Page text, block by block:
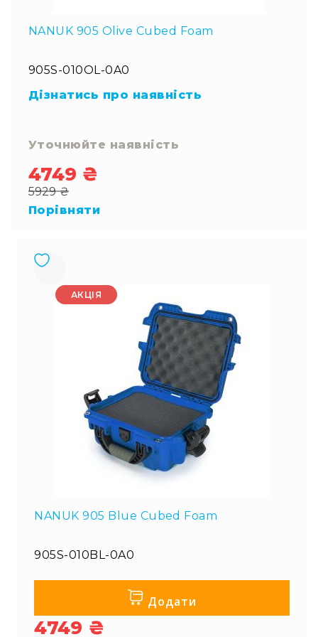
NANUK 905 Olive Cubed Foam
905S-010OL-0A0
Дізнатись про наявність
Уточнюйте наявність
Special
Price
4749 ₴
Regular
Price
5929 ₴
Порівняти
АКЦІЯ
NANUK 905 Blue Cubed Foam
905S-010BL-0A0
Додати
4749 ₴